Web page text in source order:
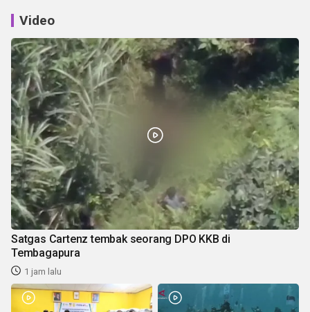
Video
Satgas Cartenz tembak seorang DPO KKB di
Tembagapura
1 jam lalu